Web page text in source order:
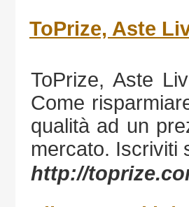
ToPrize, Aste
ToPrize, Aste
Come
qualità ad un
mercato. Iscriviti
http://